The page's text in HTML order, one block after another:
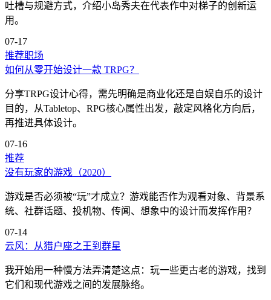
吐槽与规避方式，介绍小岛秀夫在代表作中对梯子的创新运
用。
07-17
推荐职场
如何从零开始设计一款 TRPG？
分享TRPG设计心得，需先明确是商业化还是自娱自乐的设计
目的，从Tabletop、RPG核心属性出发，敲定风格化方向后，
再推进具体设计。
07-16
推荐
没有玩家的游戏（2020）
游戏是否必须被“玩”才成立？游戏能否作为观看对象、背景系
统、社群话题、投机物、传闻、想象中的设计而发挥作用？
07-14
云风：从猎户座之王到群星
我开始用一种慢方法弄清楚这点：玩一些更古老的游戏，找到
它们和现代游戏之间的发展脉络。